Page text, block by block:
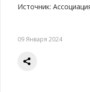
Источник:
09 Января 2024